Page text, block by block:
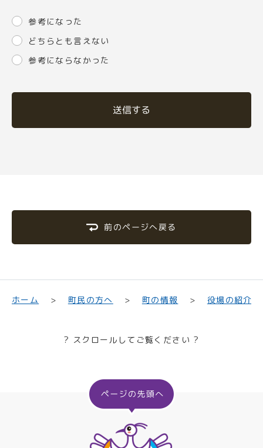
参考になった
どちらとも言えない
参考にならなかった
送信する
前のページへ戻る
ホーム 町民の方へ 町の情報 役場の紹介
? スクロールしてご覧ください ?